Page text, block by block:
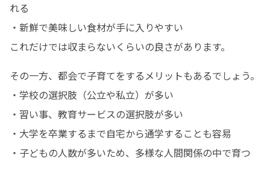
れる
・新鮮で美味しい食材が手に入りやすい
これだけでは収まらないくらいの良さがあります。
その一方、都会で子育てをするメリットもあるでしょう。
・学校の選択肢（公立や私立）が多い
・習い事、教育サービスの選択肢が多い
・大学を卒業するまで自宅から通学することも容易
・子どもの人数が多いため、多様な人間関係の中で育つ